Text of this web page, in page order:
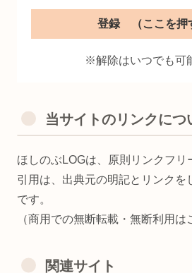
※解除はいつでも可
当サイトのリンクにつ
ほしのぶLOGは、原則リンクフリ
引用は、出典元の明記とリンクを
です。
（商用での無断転載・無断利用は
関連サイト